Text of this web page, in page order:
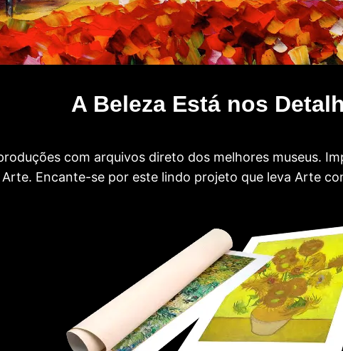
A Beleza Está nos
com arquivos direto dos melhores museus.
Encante-se por este lindo projeto que leva Arte